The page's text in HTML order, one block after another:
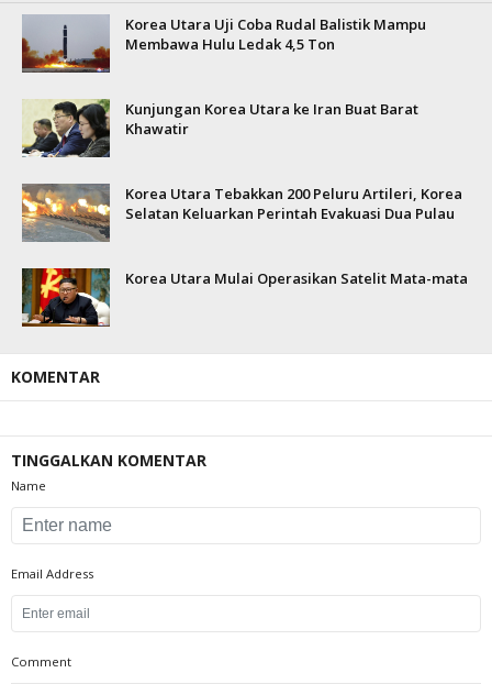
Korea Utara Uji Coba Rudal Balistik Mampu
Membawa Hulu Ledak 4,5 Ton
Kunjungan Korea Utara ke Iran Buat Barat
Khawatir
Korea Utara Tebakkan 200 Peluru Artileri, Korea
Selatan Keluarkan Perintah Evakuasi Dua Pulau
Korea Utara Mulai Operasikan Satelit Mata-mata
KOMENTAR
TINGGALKAN KOMENTAR
Name
Email Address
Comment